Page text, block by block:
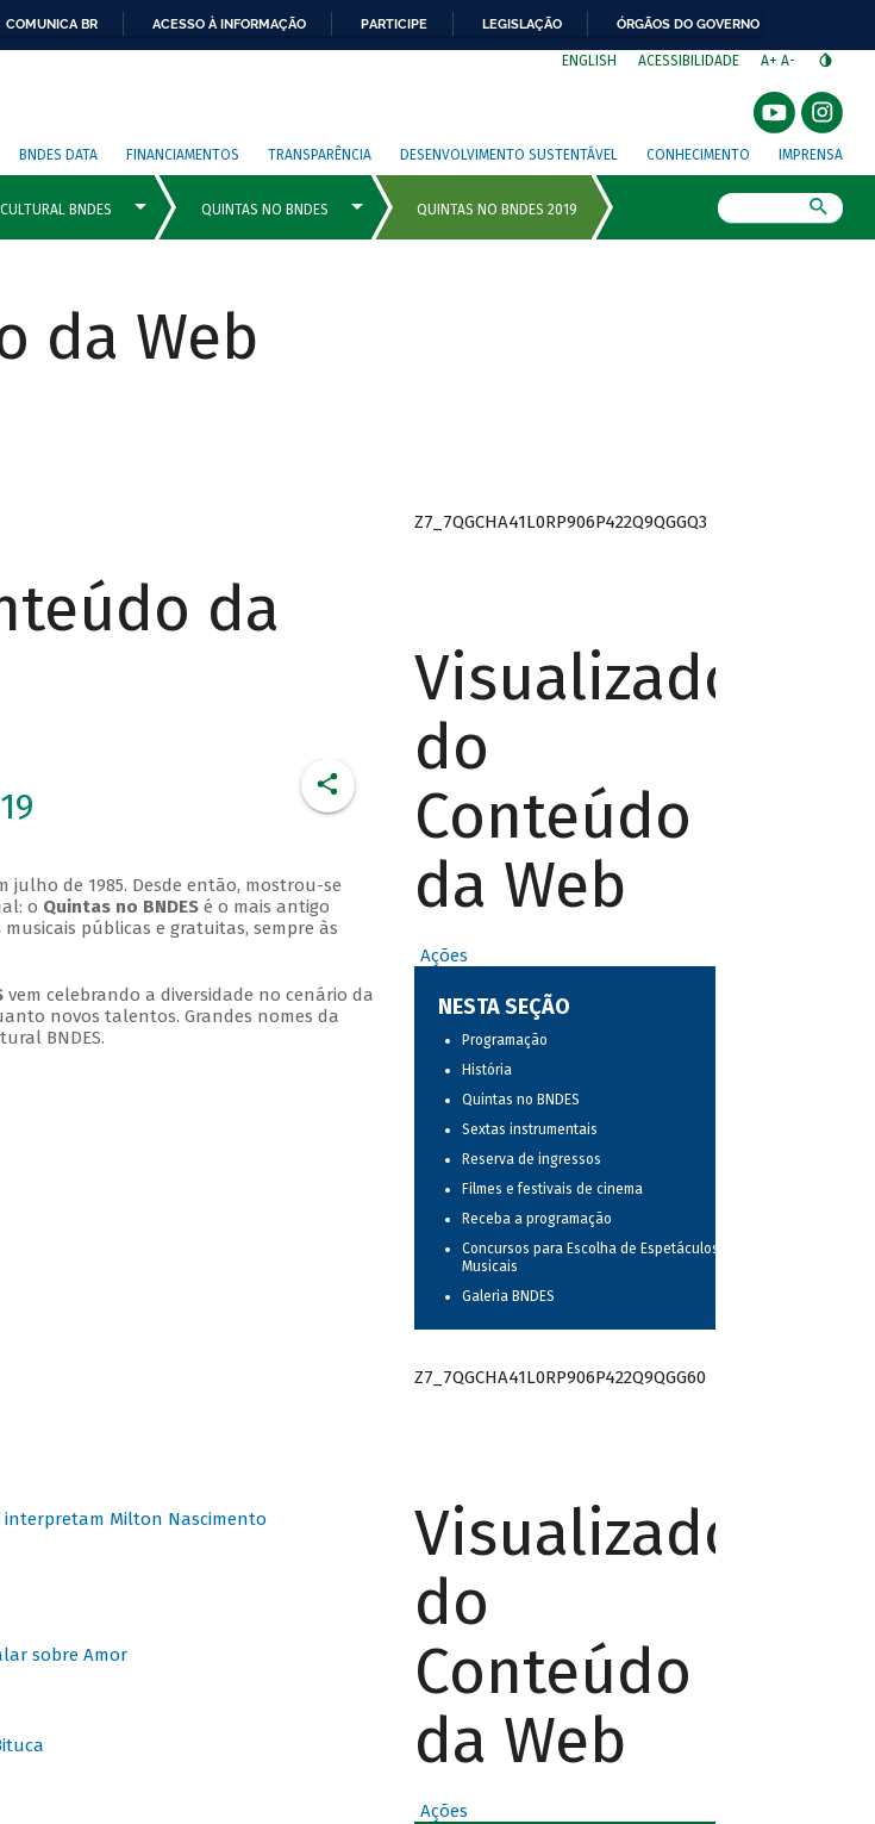
COMUNICA BR ACESSO À INFORMAÇÃO PARTICIPE LEGISLAÇÃO ÓRGÃOS DO GOVERNO
ENGLISH ACESSIBILIDADE A+ A-
BNDES DATA FINANCIAMENTOS TRANSPARÊNCIA DESENVOLVIMENTO SUSTENTÁVEL CONHECIMENTO IMPRENSA
da Web
da
julho de 1985. Desde então, mostrou-se
o Quintas no BNDESé o mais antigo
públicas e gratuitas, sempre às
vem celebrando a diversidade no cenário da
novos talentos. Grandes nomes da
BNDES.
interpretam Milton Nascimento
sobre Amor
Z7_7QGCHA41L0RP906P422Q9QGGQ3
Visualizador
do
Conteúdo
da Web
Ações
NESTA SEÇÃO
Programação
História
Quintas no BNDES
Sextas instrumentais
Reserva de ingressos
Filmes e festivais de cinema
Receba a programação
Concursos para Escolha de Espetáculos
Musicais
Galeria BNDES
Z7_7QGCHA41L0RP906P422Q9QGG60
Visualizador
do
Conteúdo
da Web
Ações